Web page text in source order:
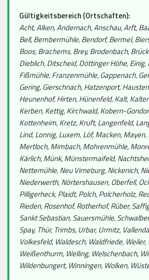
Gültigkeitsbereich (Ortschaften):
Acht, Alken, Andernach, Anschau, Arft,
Bell, Bembermühle, Bendorf, Bermel,
Boos, Brachems, Brey, Brodenbach,
Dieblich, Ditscheid, Döttinger Höhe,
Fißmühle, Franzenmühle, Gappenach,
Gering, Gierschnach, Hatzenport,
Heunenhof, Hirten, Hünenfeld, Kalt,
Kerben, Kettig, Kirchwald, Kobern-
Kottenheim, Kretz, Kruft, Langenfeld,
Lind, Lonnig, Luxem, Löf, Macken,
Mertloch, Mimbach, Mohrenmühle,
Kärlich, Münk, Münstermaifeld,
Nettemühle, Neu Virneburg, Nickenich,
Niederwerth, Nörtershausen, Oberfell,
Pilligerheck, Plaidt, Polch, Polcherholz,
Rieden, Rosenhof, Rotherhof, Rüber,
Sankt Sebastian, Sauersmühle,
Spay, Thür, Trimbs, Urbar, Urmitz,
Volkesfeld, Waldesch, Waldfriede,
Weißenthurm, Welling, Welschenbach,
Wildenbungert, Winningen, Wolken,